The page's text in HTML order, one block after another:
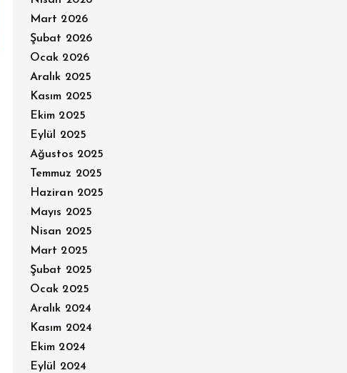
Mart 2026
Şubat 2026
Ocak 2026
Aralık 2025
Kasım 2025
Ekim 2025
Eylül 2025
Ağustos 2025
Temmuz 2025
Haziran 2025
Mayıs 2025
Nisan 2025
Mart 2025
Şubat 2025
Ocak 2025
Aralık 2024
Kasım 2024
Ekim 2024
Eylül 2024